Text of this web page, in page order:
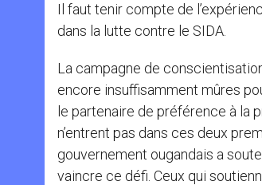
Il faut tenir compte de
dans la lutte contre le SIDA.
La campagne de
encore insuffisamment mûres
le partenaire de préférence à la
n’entrent pas dans ces deux
gouvernement ougandais a
vaincre ce défi. Ceux qui